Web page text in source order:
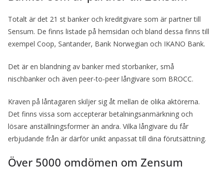
Totalt är det 21 st banker och kreditgivare som är partner till
Sensum. De finns listade på hemsidan och bland dessa finns till
exempel Coop, Santander, Bank Norwegian och IKANO Bank.
Det är en blandning av banker med storbanker, små
nischbanker och även peer-to-peer långivare som BROCC.
Kraven på låntagaren skiljer sig åt mellan de olika aktörerna.
Det finns vissa som accepterar betalningsanmärkning och
lösare anställningsformer än andra. Vilka långivare du får
erbjudande från är därför unikt anpassat till dina förutsättning.
Över 5000 omdömen om Zensum